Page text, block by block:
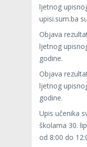
ljetnog
upisi.sum.ba
Objava
ljetnog
godine.
Objava
ljetnog
godine.
Upis učenika
školama 30.
od 8:00 do